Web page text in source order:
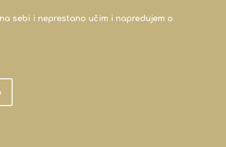
sebi i neprestano učim i napredujem o